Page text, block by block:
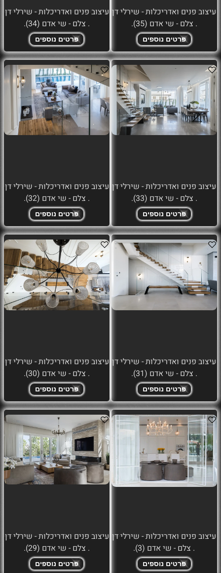
עיצוב פנים ואדריכלות - שירלי דן
. צלם - שי אדם (35).
פרטים נוספים
עיצוב פנים ואדריכלות - שירלי דן
. צלם - שי אדם (34).
פרטים נוספים
עיצוב פנים ואדריכלות - שירלי דן
. צלם - שי אדם (33).
פרטים נוספים
עיצוב פנים ואדריכלות - שירלי דן
. צלם - שי אדם (32).
פרטים נוספים
עיצוב פנים ואדריכלות - שירלי דן
. צלם - שי אדם (31).
פרטים נוספים
עיצוב פנים ואדריכלות - שירלי דן
. צלם - שי אדם (30).
פרטים נוספים
עיצוב פנים ואדריכלות - שירלי דן
. צלם - שי אדם (3).
פרטים נוספים
עיצוב פנים ואדריכלות - שירלי דן
. צלם - שי אדם (29).
פרטים נוספים